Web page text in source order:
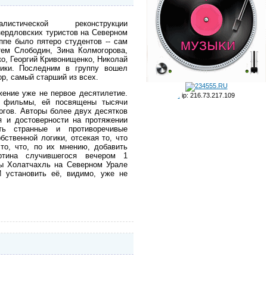
реконструкции
туристов на Северном
было пятеро студентов -- сам
Слободин, Зина Колмогорова,
Георгий Кривонищенко, Николай
Последним в группу вошел
самый старший из всех.
уже не первое десятилетие.
фильмы, ей посвящены тысячи
Авторы более двух десятков
и достоверности на протяжении
странные и противоречивые
логики, отсекая то, что
что, по их мнению, добавить
случившегося вечером 1
Холатчахль на Северном Урале
её, видимо, уже не
ip: 216.73.217.109